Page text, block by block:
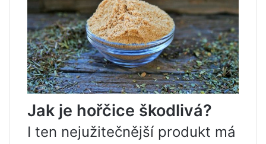
Jak je hořčice škodlivá?
I ten nejužitečnější produkt má